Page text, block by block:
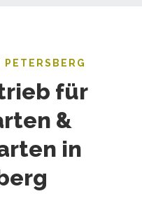
für
&
in